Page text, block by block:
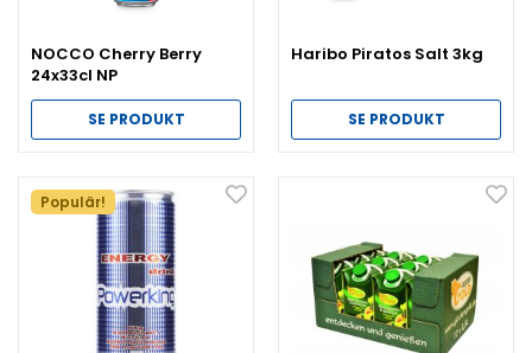
NOCCO Cherry Berry
24x33cl NP
SE PRODUKT
Haribo Piratos Salt 3kg
SE PRODUKT
Populär!